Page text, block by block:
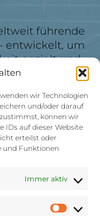
wir Technologien
und/oder darauf
können wir
IDs auf dieser Website
erteilst oder
und Funktionen
Immer aktiv
führende
entwickelt, um
gezielt und
bedeutet
Scores. Als
ich Sie
das auf
ist. Mein
114 mph